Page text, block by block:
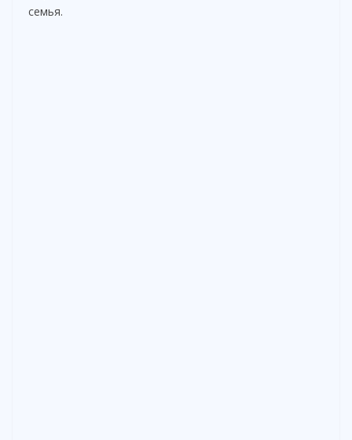
семья.